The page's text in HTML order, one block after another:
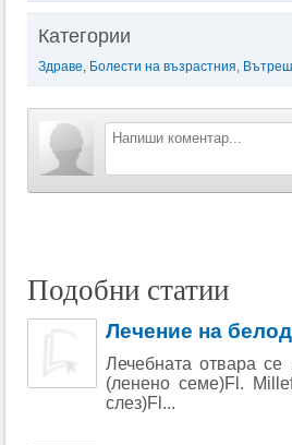
Категории
Здраве, Болести на възрастния,
Подобни статии
Лечение на
Лечебната отвара
(ленено семе)Fl.
слез)Fl...